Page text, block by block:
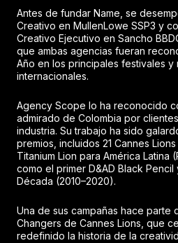
Antes de fundar Name, se
Creativo en MullenLowe SSP3 y
Creativo Ejecutivo en Sancho
que ambas agencias fueran
Año en los principales festivales y
internacionales.
Agency Scope lo ha reconocido
admirado de Colombia por
industria. Su trabajo ha sido
premios, incluidos 21 Cannes
Titanium Lion para América Latina
como el primer D&AD Black
Década (2010–2020).
Una de sus campañas hace parte
Changers de Cannes Lions, que
redefinido la historia de la